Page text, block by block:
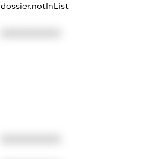
dossier.notInList